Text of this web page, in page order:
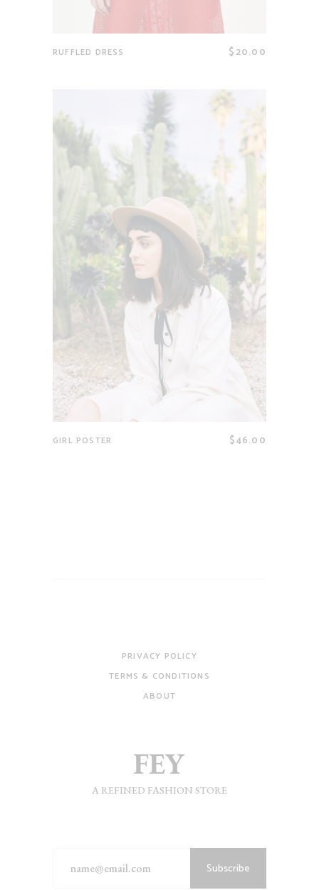
RUFFLED DRESS $20.00
GIRL POSTER $46.00
PRIVACY POLICY
TERMS & CONDITIONS
ABOUT
A REFINED FASHION STORE
Subscribe